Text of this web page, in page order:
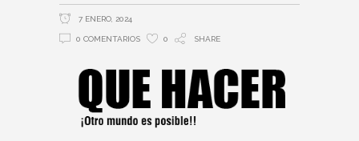
7 ENERO, 2024
0 COMENTARIOS 0 SHARE